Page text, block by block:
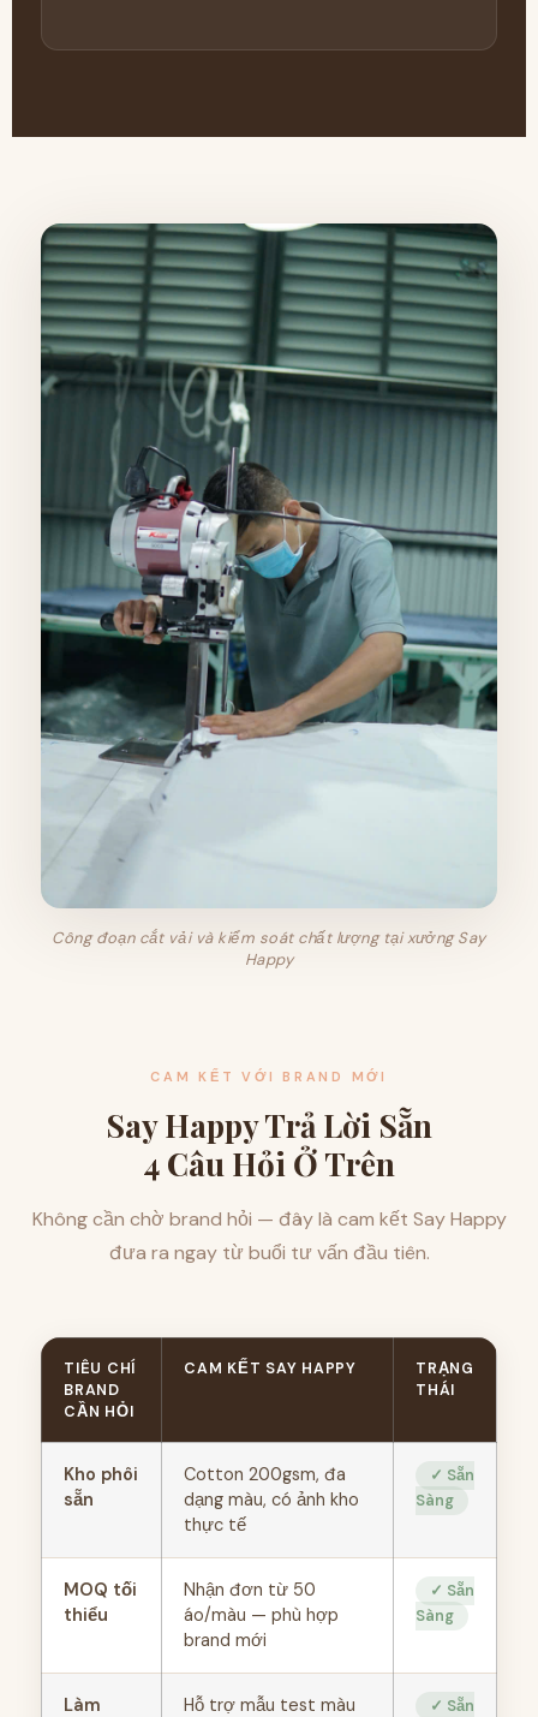
Công đoạn cắt vải và kiểm soát chất lượng tại xưởng Say
Happy
CAM KẾT VỚI BRAND MỚI
Say Happy Trả Lời Sẵn
4 Câu Hỏi Ở Trên
Không cần chờ brand hỏi — đây là cam kết Say Happy
đưa ra ngay từ buổi tư vấn đầu tiên.
TIÊU CHÍ
BRAND
CẦN HỎI
CAM KẾT SAY HAPPY
TRẠNG
THÁI
Kho phôi
sẵn
Cotton 200gsm, đa
dạng màu, có ảnh kho
thực tế
✓ Sẵn
Sàng
MOQ tối
thiểu
Nhận đơn từ 50
áo/màu — phù hợp
brand mới
✓ Sẵn
Sàng
Làm
Hỗ trợ mẫu test màu
✓ Sẵn